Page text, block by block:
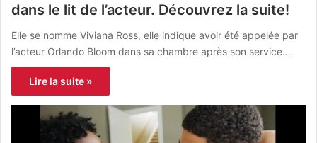
dans le lit de l’acteur. Découvrez la suite!
Elle se nomme Viviana Ross, elle indique avoir été appelée par
l’acteur Orlando Bloom dans sa chambre après son service.…
Lire la suite »